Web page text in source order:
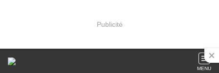
Publicité
MENU